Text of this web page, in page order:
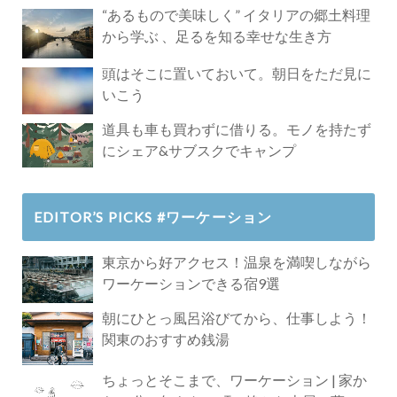
“あるもので美味しく” イタリアの郷土料理
から学ぶ 、足るを知る幸せな生き方
頭はそこに置いておいて。朝日をただ見に
いこう
道具も車も買わずに借りる。モノを持たず
にシェア&サブスクでキャンプ
EDITOR’S PICKS #ワーケーション
東京から好アクセス！温泉を満喫しながら
ワーケーションできる宿9選
朝にひとっ風呂浴びてから、仕事しよう！
関東のおすすめ銭湯
ちょっとそこまで、ワーケーション | 家か